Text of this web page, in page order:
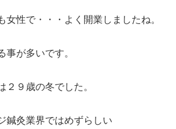
女性で・・・よく開業しましたね。
事が多いです。
２９歳の冬でした。
鍼灸業界ではめずらしい